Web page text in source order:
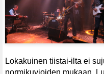
Lokakuinen tiistai-ilta ei